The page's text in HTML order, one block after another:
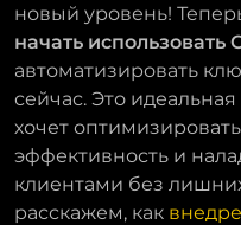
новый уровень!
начать использовать
автоматизировать
сейчас. Это
хочет
эффективность и
клиентами без
расскажем, как